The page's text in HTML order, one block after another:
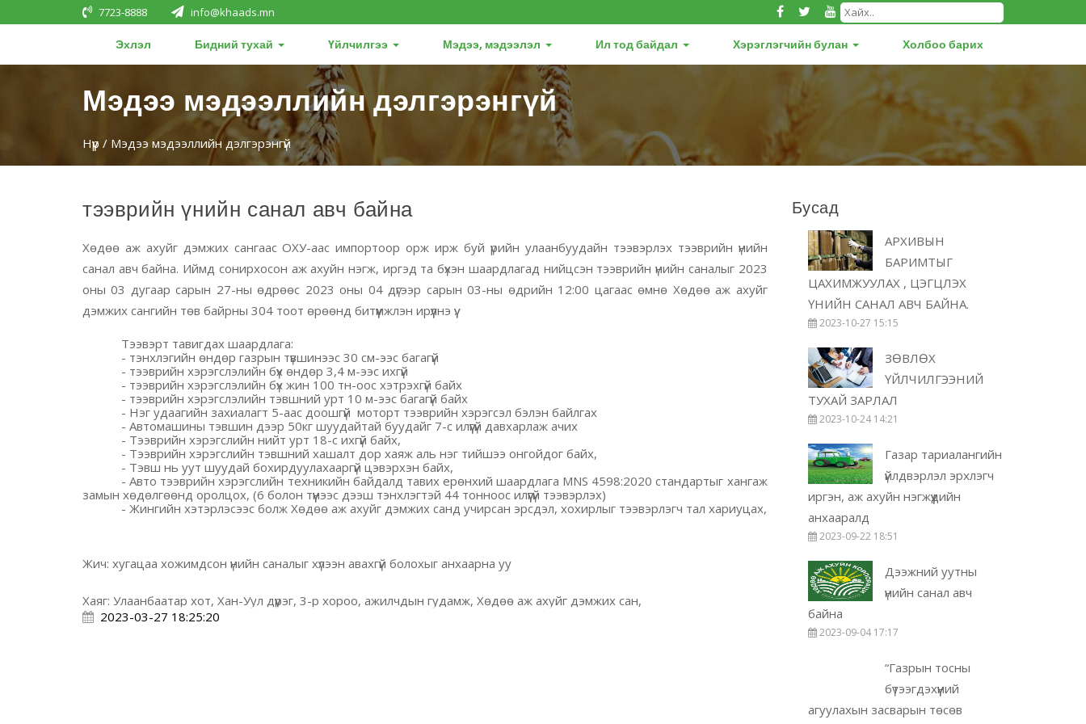
7723-8888 info@khaads.mn
Эхлэл Бидний тухай Үйлчилгээ Мэдээ, мэдээлэл Ил тод байдал Хэрэглэгчийн булан Холбоо барих
Мэдээ мэдээллийн дэлгэрэнгүй
Нүүр / Мэдээ мэдээллийн дэлгэрэнгүй
тээврийн үнийн санал авч байна
Хөдөө аж ахуйг дэмжих сангаас ОХУ-аас импортоор орж ирж буй үрийн улаанбуудайн тээвэрлэх тээврийн үнийн
санал авч байна. Иймд сонирхосон аж ахуйн нэгж, иргэд та бүхэн шаардлагад нийцсэн тээврийн үнийн саналыг 2023
оны 03 дугаар сарын 27-ны өдрөөс 2023 оны 04 дүгээр сарын 03-ны өдрийн 12:00 цагаас өмнө Хөдөө аж ахуйг
дэмжих сангийн төв байрны 304 тоот өрөөнд битүүмжлэн ирүүлнэ үү.
Тээвэрт тавигдах шаардлага:
- тэнхлэгийн өндөр газрын түвшинээс 30 см-ээс багагүй
- тээврийн хэрэгслэлийн бүх өндөр 3,4 м-ээс ихгүй
- тээврийн хэрэгслэлийн бүх жин 100 тн-оос хэтрэхгүй байх
- тээврийн хэрэгслэлийн тэвшний урт 10 м-ээс багагүй байх
- Нэг удаагийн захиалагт 5-аас доошгүй моторт тээврийн хэрэгсэл бэлэн байлгах
- Автомашины тэвшин дээр 50кг шуудайтай буудайг 7-с илүүгүй давхарлаж ачих
- Тээврийн хэрэгслийн нийт урт 18-с ихгүй байх,
- Тээврийн хэрэгслийн тэвшний хашалт дор хаяж аль нэг тийшээ онгойдог байх,
- Тэвш нь уут шуудай бохирдуулахааргүй цэвэрхэн байх,
- Авто тээврийн хэрэгслийн техникийн байдалд тавих ерөнхий шаардлага MNS 4598:2020стандартыг хангаж
замын хөдөлгөөнд оролцох, (6 болон түүнээс дээш тэнхлэгтэй 44 тонноос илүүгүй тээвэрлэх)
- Жингийн хэтэрлэсээс болж Хөдөө аж ахуйг дэмжих санд учирсан эрсдэл, хохирлыг тээвэрлэгч тал хариуцах,
Жич: хугацаа хожимдсон үнийн саналыг хүлээн авахгүй болохыг анхаарна уу
Хаяг: Улаанбаатар хот, Хан-Уул дүүрэг, 3-р хороо, ажилчдын гудамж, Хөдөө аж ахуйг дэмжих сан,
2023-03-27 18:25:20
Бусад
АРХИВЫН
БАРИМТЫГ
ЦАХИМЖУУЛАХ , ЦЭГЦЛЭХ
ҮНИЙН САНАЛ АВЧ БАЙНА.
2023-10-27 15:15
ЗӨВЛӨХ
ҮЙЛЧИЛГЭЭНИЙ
ТУХАЙ ЗАРЛАЛ
2023-10-24 14:21
Газар тариалангийн
үйлдвэрлэл эрхлэгч
иргэн, аж ахуйн нэгжүүдийн
анхааралд
2023-09-22 18:51
Дээжний уутны
үнийн санал авч
байна
2023-09-04 17:17
“Газрын тосны
бүтээгдэхүүний
агуулахын засварын төсөв